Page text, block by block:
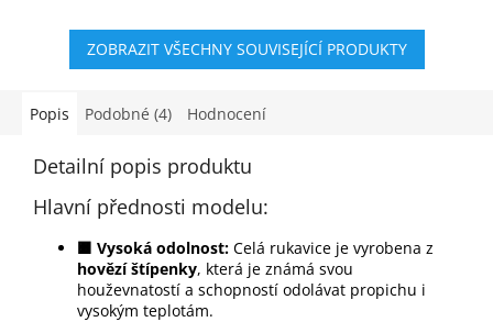
ZOBRAZIT VŠECHNY SOUVISEJÍCÍ PRODUKTY
Popis Podobné (4) Hodnocení
Detailní popis produktu
Hlavní přednosti modelu:
🟧 Vysoká odolnost: Celá rukavice je vyrobena z
hovězí štípenky, která je známá svou
houževnatostí a schopností odolávat propichu i
vysokým teplotám.